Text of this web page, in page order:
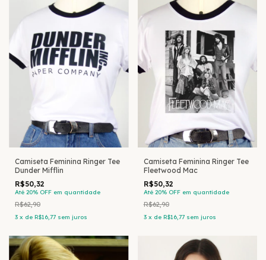
Camiseta Feminina Ringer Tee
Dunder Mifflin
R$50,32
Até 20% OFF em quantidade
R$62,90
3 x de R$16,77 sem juros
Camiseta Feminina Ringer Tee
Fleetwood Mac
R$50,32
Até 20% OFF em quantidade
R$62,90
3 x de R$16,77 sem juros